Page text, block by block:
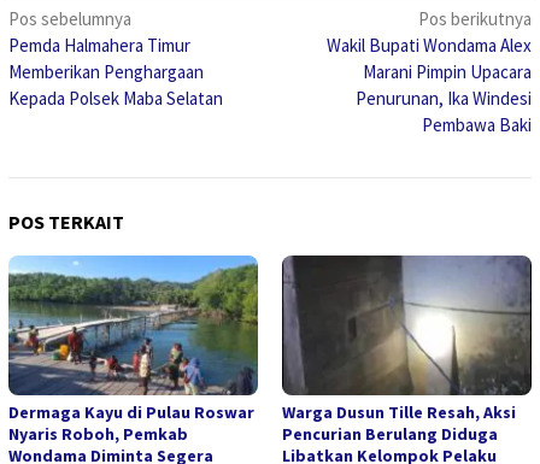
Navigasi
pos
Pos sebelumnya
Pemda Halmahera Timur
Memberikan Penghargaan
Kepada Polsek Maba Selatan
Pos berikutnya
Wakil Bupati Wondama Alex
Marani Pimpin Upacara
Penurunan, Ika Windesi
Pembawa Baki
POS TERKAIT
Dermaga Kayu di Pulau Roswar
Nyaris Roboh, Pemkab
Wondama Diminta Segera
Warga Dusun Tille Resah, Aksi
Pencurian Berulang Diduga
Libatkan Kelompok Pelaku